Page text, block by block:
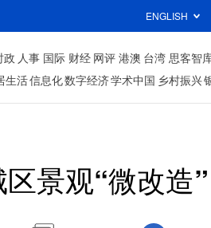
ENGLISH
政 人事 国际 财经 网评 港澳 台湾 思客智
生活信息化数字经济学术中国 乡村振兴
景观“微改造